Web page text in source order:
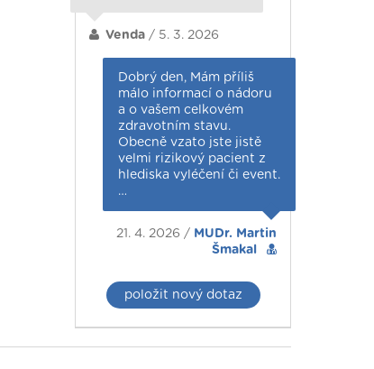
Venda / 5. 3. 2026
Dobrý den, Mám příliš
málo informací o nádoru
a o vašem celkovém
zdravotním stavu.
Obecně vzato jste jistě
velmi rizikový pacient z
hlediska vyléčení či event.
…
21. 4. 2026 / MUDr. Martin
Šmakal
položit nový dotaz